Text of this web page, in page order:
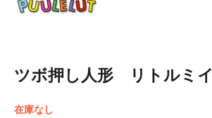
ツボ押し人形 リトルミイ
在庫なし